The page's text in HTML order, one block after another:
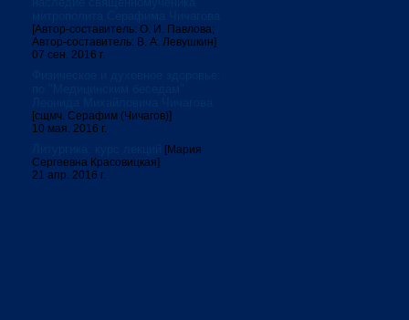
[Автор-составитель: О. И. Павлова;
Автор-составитель: В. А. Левушкин]
07 сен. 2016 г.
[сщмч. Серафим (Чичагов)]
10 мая. 2016 г.
[Мария
Сергеевна Красовицкая]
21 апр. 2016 г.